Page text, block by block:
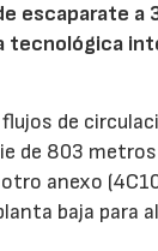
escaparate
tecnológica
de
803
anexo
baja para